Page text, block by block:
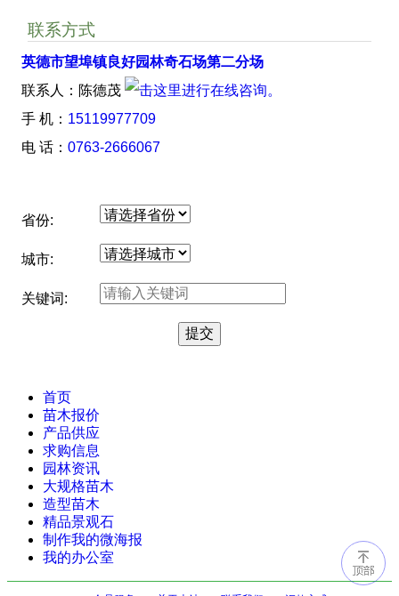
联系方式
英德市望埠镇良好园林奇石场第二分场
联系人：陈德茂
手 机： 15119977709
电 话： 0763-2666067
省份:
城市:
关键词:
首页
苗木报价
产品供应
求购信息
园林资讯
大规格苗木
造型苗木
精品景观石
制作我的微海报
我的办公室